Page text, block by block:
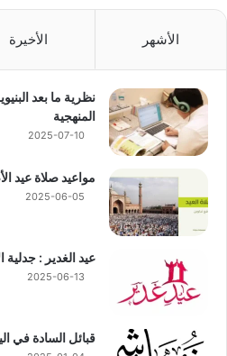
الأشهر الأخيرة
نظرية ما بعد
المنهجية
2025-07-10
مواعيد صلاة عيد
2025-06-05
عيد الغدير : جدلية
2025-06-13
قبائل السادة في